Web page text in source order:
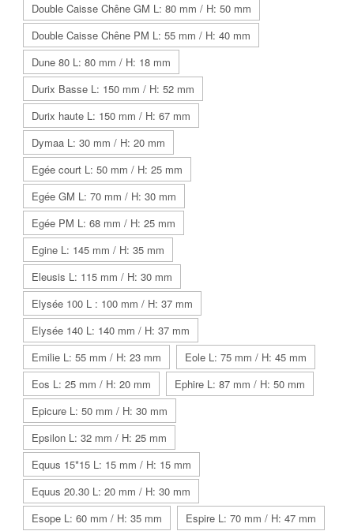
Double Caisse Chêne GM L: 80 mm / H: 50 mm
Double Caisse Chêne PM L: 55 mm / H: 40 mm
Dune 80 L: 80 mm / H: 18 mm
Durix Basse L: 150 mm / H: 52 mm
Durix haute L: 150 mm / H: 67 mm
Dymaa L: 30 mm / H: 20 mm
Egée court L: 50 mm / H: 25 mm
Egée GM L: 70 mm / H: 30 mm
Egée PM L: 68 mm / H: 25 mm
Egine L: 145 mm / H: 35 mm
Eleusis L: 115 mm / H: 30 mm
Elysée 100 L : 100 mm / H: 37 mm
Elysée 140 L: 140 mm / H: 37 mm
Emilie L: 55 mm / H: 23 mm
Eole L: 75 mm / H: 45 mm
Eos L: 25 mm / H: 20 mm
Ephire L: 87 mm / H: 50 mm
Epicure L: 50 mm / H: 30 mm
Epsilon L: 32 mm / H: 25 mm
Equus 15*15 L: 15 mm / H: 15 mm
Equus 20.30 L: 20 mm / H: 30 mm
Esope L: 60 mm / H: 35 mm
Espire L: 70 mm / H: 47 mm